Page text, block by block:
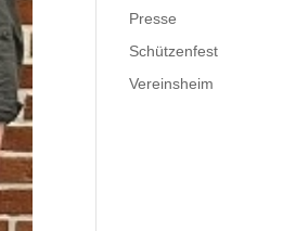
Presse
Schützenfest
Vereinsheim